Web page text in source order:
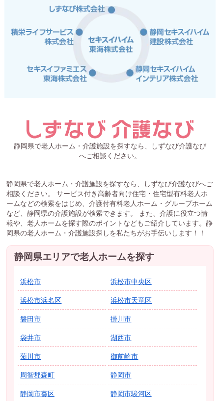
静岡県で老人ホーム・介護施設を探すなら、しずなび介護なび
へご相談ください。
静岡県で老人ホーム・介護施設を探すなら、しずなび介護なびへご
相談ください。 サービス付き高齢者向け住宅・住宅型有料老人ホ
ームなどの検索をはじめ、介護付有料老人ホーム・グループホーム
など、静岡県の介護施設が検索できます。 また、介護に役立つ情
報や、老人ホームを探す際のポイントなどもご紹介しています。静
岡県の老人ホーム・介護施設探しを私たちがお手伝いします！！
静岡県エリアで老人ホームを探す
浜松市 浜松市中央区
浜松市浜名区 浜松市天竜区
磐田市 掛川市
袋井市 湖西市
菊川市 御前崎市
周智郡森町 静岡市
静岡市葵区 静岡市駿河区